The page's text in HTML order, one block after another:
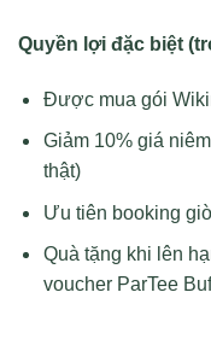
Quyền lợi đặc biệt
Được mua gói
Giảm 10% giá
thật)
Ưu tiên booking
Quà tặng khi lên
voucher ParTee